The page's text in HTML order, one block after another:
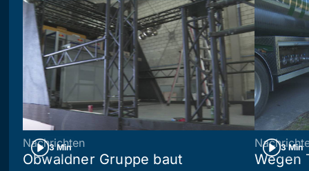
3 Min
Nachrichten
Obwaldner Gruppe baut
3 Min
Wegen